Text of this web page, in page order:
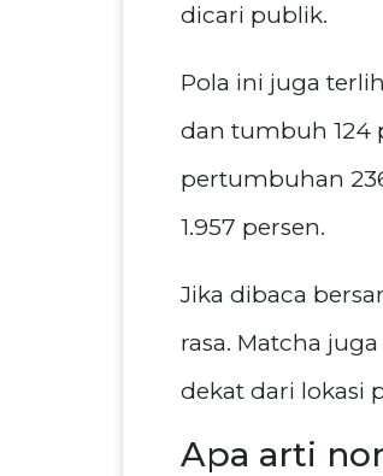
dicari publik.
Pola ini juga
dan tumbuh 124
pertumbuhan
1.957 persen.
Jika dibaca
rasa. Matcha
dekat dari lokasi
Apa arti